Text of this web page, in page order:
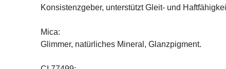
Konsistenzgeber, unterstützt Gleit- und
Mica:
Glimmer, natürliches Mineral, Glanzpigment.